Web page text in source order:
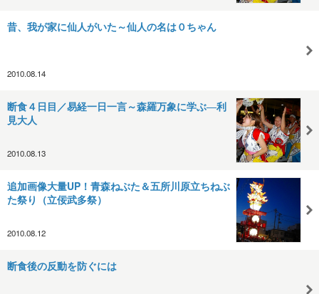
昔、我が家に仙人がいた～仙人の名は０ちゃん
2010.08.14
断食４日目／易経一日一言～森羅万象に学ぶ―利
見大人
2010.08.13
追加画像大量UP！青森ねぶた＆五所川原立ちねぶ
た祭り（立佞武多祭）
2010.08.12
断食後の反動を防ぐには